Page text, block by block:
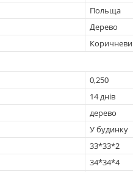
Польща
Дерево
0,250
14 днів
дерево
У будинку
33*33*2
34*34*4